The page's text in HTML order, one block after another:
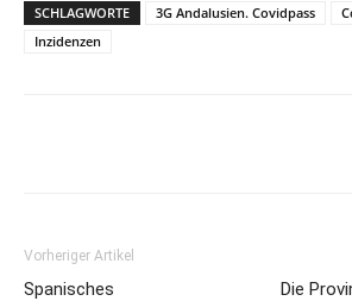
SCHLAGWORTE 3G Andalusien. Covidpass
Inzidenzen
Vorheriger Artikel
Spanisches
Die